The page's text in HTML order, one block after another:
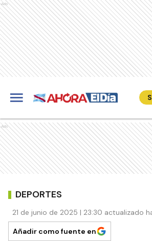
Ads
Ads
DEPORTES
21 de junio de 2025 | 23:30 actualizado
Añadir como fuente en